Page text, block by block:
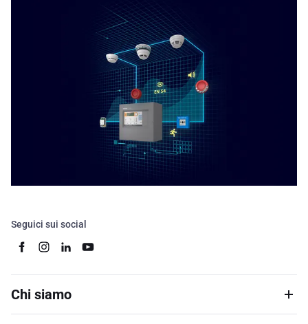
Seguici sui social
Chi siamo